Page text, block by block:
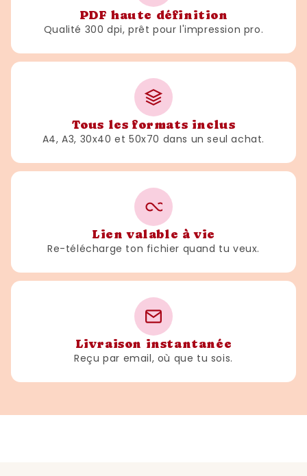
PDF haute définition
Qualité 300 dpi, prêt pour l'impression pro.
Tous les formats inclus
A4, A3, 30x40 et 50x70 dans un seul achat.
Lien valable à vie
Re-télécharge ton fichier quand tu veux.
Livraison instantanée
Reçu par email, où que tu sois.